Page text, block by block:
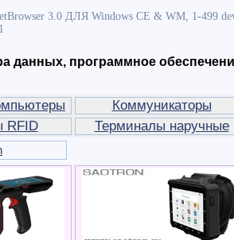
3.0 ДЛЯ Windows CE & WM, 1-499
данных, программное
Коммуникаторы
RFID
Терминалы наручные